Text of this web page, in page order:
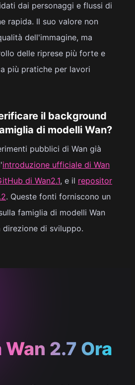
dai personaggi e flussi di
rapida. Il suo valore non
dell'immagine, ma
delle riprese più forte e
più pratiche per lavori
il background
di modelli Wan?
pubblici di Wan già
introduzione ufficiale di Wan
di Wan2.1, e il repositor
. Queste fonti forniscono un
famiglia di modelli Wan
direzione di sviluppo.
Wan 2.7 Ora